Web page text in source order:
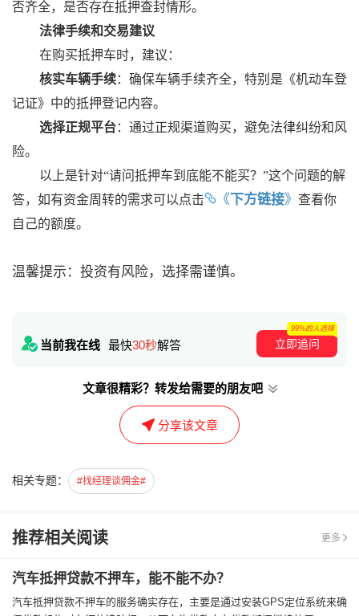
否齐全，是否存在抵押查封情形‌。
法律手续和交易建议
在购买抵押车时，建议：
核实车辆手续‌：确保车辆手续齐全，特别是《机动车登
记证》中的抵押登记内容。
选择正规平台‌：通过正规渠道购买，避免法律纠纷和风
险。
以上是针对“请问抵押车到底能不能买？”这个问题的解
答，如有资金周转的需求可以点击
《 下方链接》 查看你
自己的额度。
温馨提示：投资有风险，选择需谨慎。
当前我在线 最快30秒解答 立即追问
99%的人选择
文章很精彩？转发给需要的朋友吧
分享该文章
相关专题： #找经理谈佣金#
推荐相关阅读 更多
汽车抵押贷款不押车，能不能不办？
汽车抵押贷款不押车的服务确实存在，主要是通过安装GPS定位系统来确